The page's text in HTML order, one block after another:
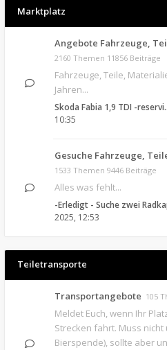
Marktplatz
Angebote Fahrzeuge,
2160 Themen 11856 Beiträge
Fahrzeuge, Teile,
Jahren...
Skoda Fabia 1,9 TDI -
10:35
Gesuche Fahrzeuge,
1533 Themen 9446 Beiträge
Alles was fehlt...
-Erledigt - Suche zwei
2025, 12:53
Teiletransporte
Transportangebote 105
Meldet Euch, wenn Ihr
Strecken fahrt. Muss nicht
Bierspende), sollte aber